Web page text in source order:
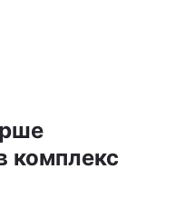
комплекс